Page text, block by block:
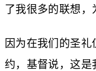
了我很多的联想，
因为在我们的圣
约，基督说，这是